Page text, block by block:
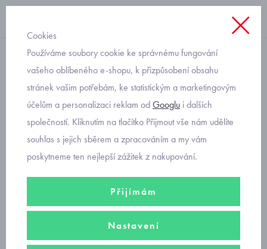
chlapecká vesta
mikinová vesta s kapucí
chlapecká Mayoral 6343-23
Cookies
Používáme soubory cookie ke správnému fungování
vašeho oblíbeného e-shopu, k přizpůsobení obsahu
stránek vašim potřebám, ke statistickým a marketingovým
účelům a personalizaci reklam odGooglu i dalších
společností. Kliknutím na tlačítko Přijmout vše nám udělíte
souhlas s jejich sběrem a zpracováním a my vám
poskytneme ten nejlepší zážitek z nakupování.
Přijímám
Nastavení